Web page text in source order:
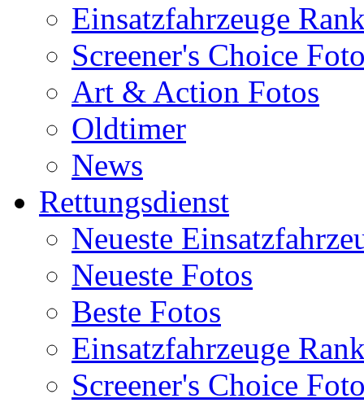
Einsatzfahrzeuge
Screener's Choice
Art & Action Fotos
Oldtimer
News
Rettungsdienst
Neueste
Neueste Fotos
Beste Fotos
Einsatzfahrzeuge
Screener's Choice